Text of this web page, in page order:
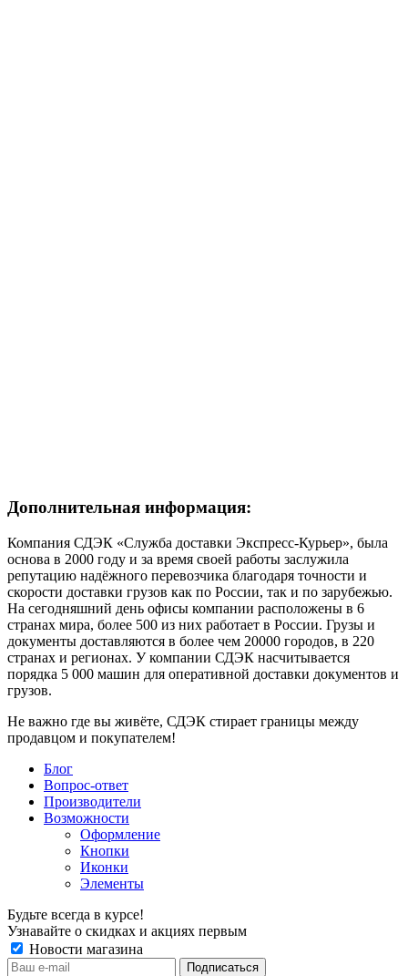
Дополнительная информация:
Компания СДЭК «Служба доставки Экспресс-Курьер», была
основа в 2000 году и за время своей работы заслужила
репутацию надёжного перевозчика благодаря точности и
скорости доставки грузов как по России, так и по зарубежью.
На сегодняшний день офисы компании расположены в 6
странах мира, более 500 из них работает в России. Грузы и
документы доставляются в более чем 20000 городов, в 220
странах и регионах. У компании СДЭК насчитывается
порядка 5 000 машин для оперативной доставки документов и
грузов.
Не важно где вы живёте, СДЭК стирает границы между
продавцом и покупателем!
Блог
Вопрос-ответ
Производители
Возможности
Оформление
Кнопки
Иконки
Элементы
Будьте всегда в курсе!
Узнавайте о скидках и акциях первым
Новости магазина